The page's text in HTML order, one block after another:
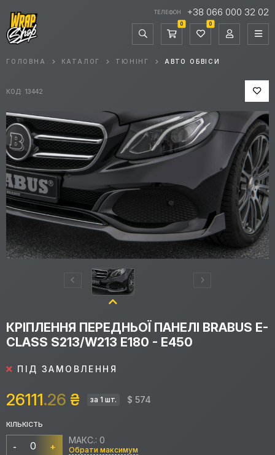
ТЕЛЕФОН +38 066 000 32 02
0 0
ГОЛОВНА КАТАЛОГ ТЮНІНГ АВТО ОБВІСИ
КРІПЛЕННЯ ПЕРЕДНЬОЇ ПАНЕЛІ BRABUS E-
CLASS S213/W213 E180 - E450
ПІД ЗАМОВЛЕННЯ
26111.26 ₴ за 1 шт. $ 574
КІЛЬКІСТЬ
- +
МАКС.: 0
Обрати максимум
КОД: 13442